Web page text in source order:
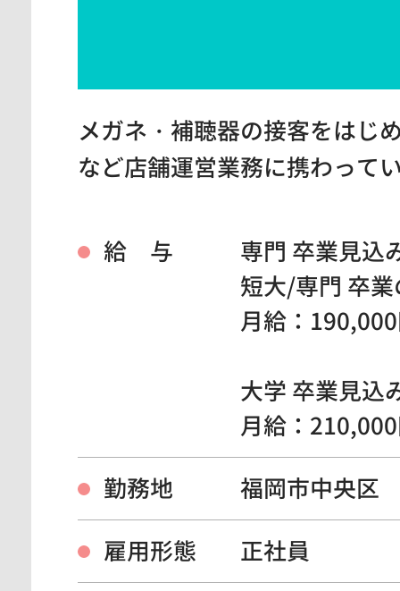
メガネ・補聴器の接客をはじ
など店舗運営業務に携わって
給 与
専門 卒業見込
短大/専門 卒
月給：
大学 卒業見込
月給：
勤務地
福岡市中央区
雇用形態
正社員